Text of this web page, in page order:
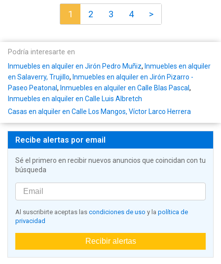
1 2 3 4 >
Podría interesarte en
Inmuebles en alquiler en Jirón Pedro Muñiz, Inmuebles en alquiler
en Salaverry, Trujillo, Inmuebles en alquiler en Jirón Pizarro -
Paseo Peatonal, Inmuebles en alquiler en Calle Blas Pascal,
Inmuebles en alquiler en Calle Luis Albretch
Casas en alquiler en Calle Los Mangos, Víctor Larco Herrera
Recibe alertas por email
Sé el primero en recibir nuevos anuncios que coincidan con tu
búsqueda
Al suscribirte aceptas las condiciones de uso y la política de
privacidad
Recibir alertas